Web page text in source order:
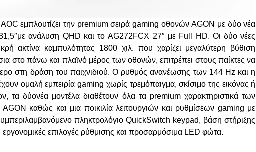
AOC εμπλουτίζει την premiumσειράgaming οθονώνAGON με δύο νέα
ανάλυση QHD και τοAG272FCX 27″ με Full HD. Οι δύο νέες
ακτίνα καμπυλότητας 1800 χιλ. που χαρίζει μεγαλύτερη βύθιση
στο πάνω και πλαϊνό μέρος των οθονών, επιτρέπει στους παίκτες να
στη δράση του παιχνιδιού. Ο ρυθμός ανανέωσης των 144 Hz και η
ομαλή εμπειρίαgaming χωρίς τρεμόπαιγμα, σκίσιμο της εικόνας ή
τα δύονέα μοντέλα διαθέτουν όλα τα premiumχαρακτηριστικά των
AGΟΝ καθώς και μια ποικιλία λειτουργιών και ρυθμίσεων gaming με
πληκτρολόγιο QuickSwitch keypad, βάση στήριξης
επιλογές ρύθμισης και προσαρμόσιμα LED φώτα.